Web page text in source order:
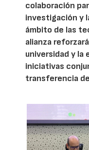
colaboración
investigación y
ámbito de las
alianza
universidad y la
iniciativas
transferencia